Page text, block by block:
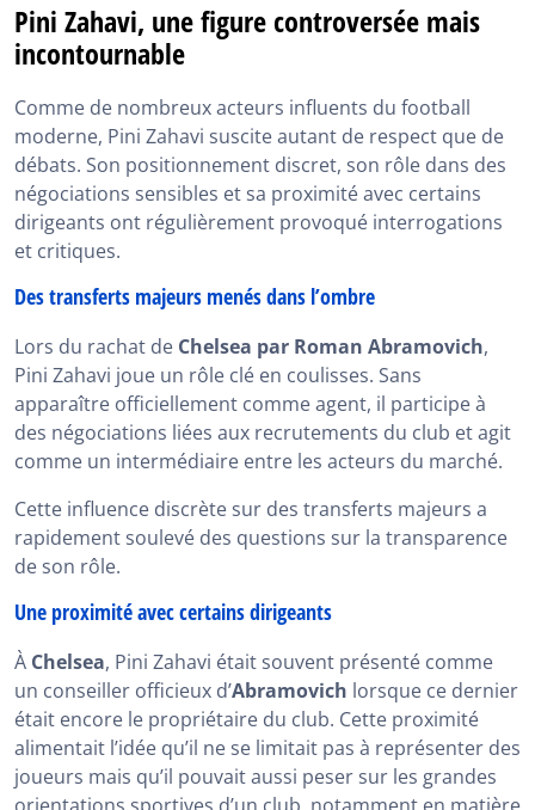
Pini Zahavi, une figure controversée mais
incontournable
Comme de nombreux acteurs influents du football
moderne, Pini Zahavi suscite autant de respect que de
débats. Son positionnement discret, son rôle dans des
négociations sensibles et sa proximité avec certains
dirigeants ont régulièrement provoqué interrogations
et critiques.
Des transferts majeurs menés dans l’ombre
Lors du rachat de Chelsea par Roman Abramovich,
Pini Zahavi joue un rôle clé en coulisses. Sans
apparaître officiellement comme agent, il participe à
des négociations liées aux recrutements du club et agit
comme un intermédiaire entre les acteurs du marché.
Cette influence discrète sur des transferts majeurs a
rapidement soulevé des questions sur la transparence
de son rôle.
Une proximité avec certains dirigeants
À Chelsea, Pini Zahavi était souvent présenté comme
un conseiller officieux d’Abramovich lorsque ce dernier
était encore le propriétaire du club. Cette proximité
alimentait l’idée qu’il ne se limitait pas à représenter des
joueurs mais qu’il pouvait aussi peser sur les grandes